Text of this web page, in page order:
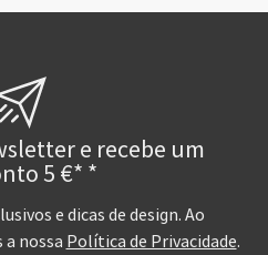
e recebe um
5 €* *
e dicas de design. Ao
nossa Política de Privacidade.